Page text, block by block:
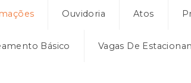
Ouvidoria Atos
Básico Vagas De